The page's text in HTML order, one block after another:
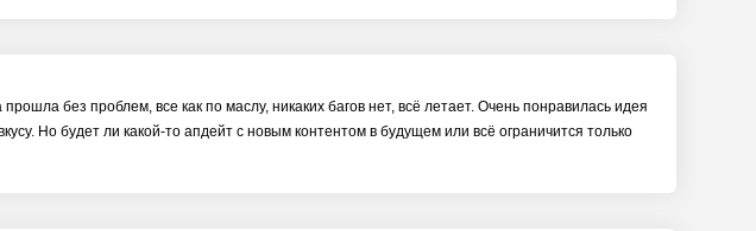
без проблем, все как по маслу, никаких багов нет, всё летает. Очень понравилась идея
Но будет ли какой-то апдейт с новым контентом в будущем или всё ограничится только